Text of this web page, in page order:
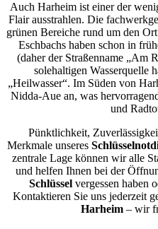
Auch Harheim ist einer der
Flair ausstrahlen. Die
grünen Bereiche rund um den
Eschbachs haben schon in
(daher der Straßenname „Am
solehaltigen Wasserquelle
„Heilwasser“. Im Süden von
Nidda-Aue an, was
und
Pünktlichkeit,
Merkmale unseres
zentrale Lage können wir alle
und helfen Ihnen bei der
Schlüssel vergessen haben
Kontaktieren Sie uns jederzeit
Harheim – wir